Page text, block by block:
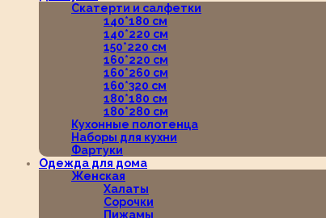
Скатерти и салфетки
140*180 см
140*220 см
150*220 см
160*220 см
160*260 см
160*320 см
180*180 см
180*280 см
Кухонные полотенца
Наборы для кухни
Фартуки
Одежда для дома
Женская
Халаты
Сорочки
Пижамы